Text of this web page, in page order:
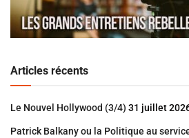
Articles récents
Le Nouvel Hollywood (3/4) 31 juillet
Patrick Balkany ou la Politique au